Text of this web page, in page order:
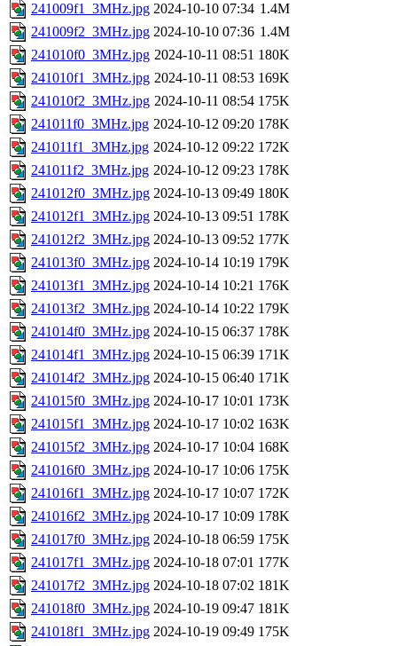
241009f1_3MHz.jpg 2024-10-10 07:34 1.4M
241009f2_3MHz.jpg 2024-10-10 07:36 1.4M
241010f0_3MHz.jpg 2024-10-11 08:51 180K
241010f1_3MHz.jpg 2024-10-11 08:53 169K
241010f2_3MHz.jpg 2024-10-11 08:54 175K
241011f0_3MHz.jpg 2024-10-12 09:20 178K
241011f1_3MHz.jpg 2024-10-12 09:22 172K
241011f2_3MHz.jpg 2024-10-12 09:23 178K
241012f0_3MHz.jpg 2024-10-13 09:49 180K
241012f1_3MHz.jpg 2024-10-13 09:51 178K
241012f2_3MHz.jpg 2024-10-13 09:52 177K
241013f0_3MHz.jpg 2024-10-14 10:19 179K
241013f1_3MHz.jpg 2024-10-14 10:21 176K
241013f2_3MHz.jpg 2024-10-14 10:22 179K
241014f0_3MHz.jpg 2024-10-15 06:37 178K
241014f1_3MHz.jpg 2024-10-15 06:39 171K
241014f2_3MHz.jpg 2024-10-15 06:40 171K
241015f0_3MHz.jpg 2024-10-17 10:01 173K
241015f1_3MHz.jpg 2024-10-17 10:02 163K
241015f2_3MHz.jpg 2024-10-17 10:04 168K
241016f0_3MHz.jpg 2024-10-17 10:06 175K
241016f1_3MHz.jpg 2024-10-17 10:07 172K
241016f2_3MHz.jpg 2024-10-17 10:09 178K
241017f0_3MHz.jpg 2024-10-18 06:59 175K
241017f1_3MHz.jpg 2024-10-18 07:01 177K
241017f2_3MHz.jpg 2024-10-18 07:02 181K
241018f0_3MHz.jpg 2024-10-19 09:47 181K
241018f1_3MHz.jpg 2024-10-19 09:49 175K